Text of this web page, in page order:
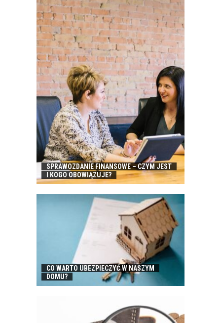
SPRAWOZDANIE FINANSOWE – CZYM JEST
I KOGO OBOWIĄZUJE?
CO WARTO UBEZPIECZYĆ W NASZYM
DOMU?